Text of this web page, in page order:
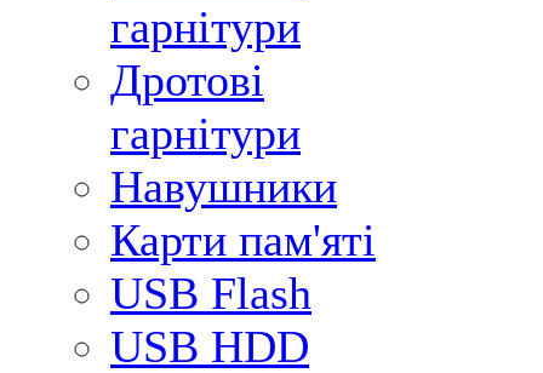
гарнітури
Дротові
гарнітури
Навушники
Карти пам'яті
USB Flash
USB HDD